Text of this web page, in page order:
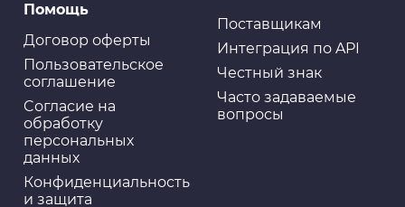
Фильтр масляный TOTACHI TC-1096 C-809 15400-RTA-
Свечи
Свеча зажигания DENSO - K20TT
Помощь
Договор оферты
Пользовательское
соглашение
Cогласие на
обработку
персональных
данных
Конфиденциальность
и защита
Поставщикам
Интеграция по API
Честный знак
Часто задаваемые
вопросы